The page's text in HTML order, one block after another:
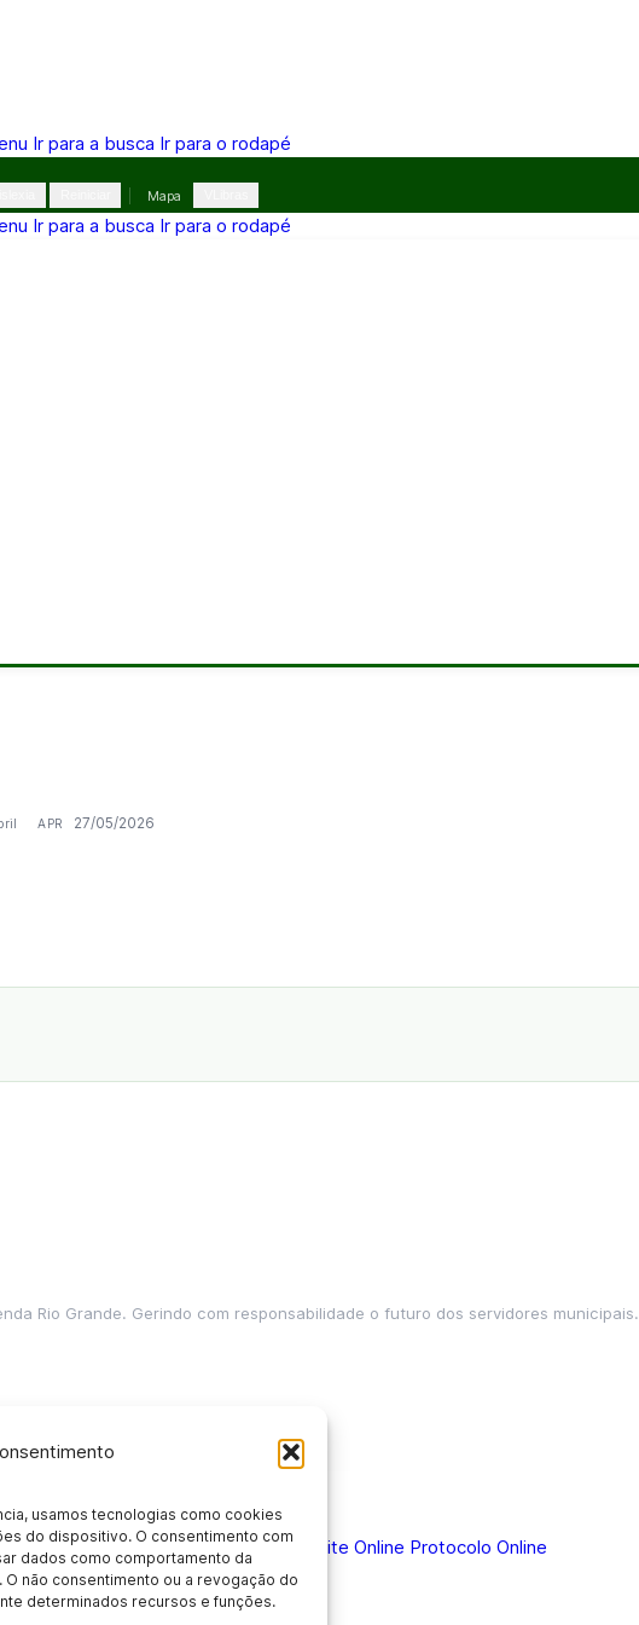
usamos tecnologias como cookies
do dispositivo. O consentimento com
dados como comportamento da
não consentimento ou a revogação do
determinados recursos e funções.
Ir para a busca Ir para o rodapé
Mapa
Ir para a busca Ir para o rodapé
APR 27/05/2026
Rio Grande. Gerindo com responsabilidade o futuro dos servidores municipais.
por Invalidez Auxílio Doença Holerite Online Protocolo Online